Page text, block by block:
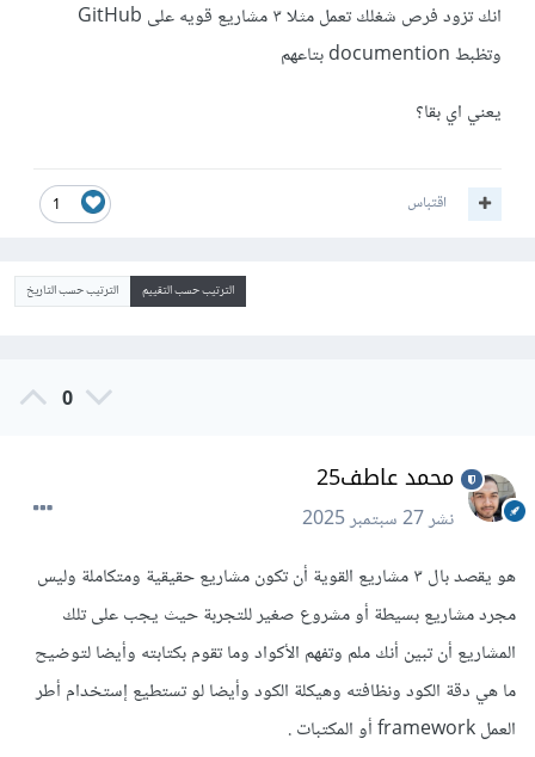
انك تزود فرص شغلك تعمل مثلا ٣ مشاريع قويه على GitHub
وتظبط documention بتاعهم
يعني اي بقا؟
1 اقتباس
الترتيب حسب التقييم الترتيب حسب التاريخ
0
محمد عاطف25
نشر27 سبتمبر 2025
هو يقصد بال ٣ مشاريع القوية أن تكون مشاريع حقيقية ومتكاملة وليس
مجرد مشاريع بسيطة أو مشروع صغير للتجربة حيث يجب على تلك
المشاريع أن تبين أنك ملم وتفهم الأكواد وما تقوم بكتابته وأيضا لتوضيح
ما هي دقة الكود ونظافته وهيكلة الكود وأيضا لو تستطيع إستخدام أطر
العمل framework أو المكتبات .